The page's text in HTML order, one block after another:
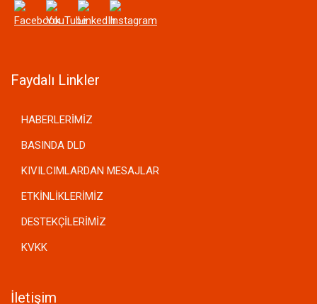
Faydalı Linkler
HABERLERİMİZ
BASINDA DLD
KIVILCIMLARDAN MESAJLAR
ETKİNLİKLERİMİZ
DESTEKÇİLERİMİZ
KVKK
İletişim